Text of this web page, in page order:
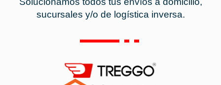
sucursales y/o de logística inversa.